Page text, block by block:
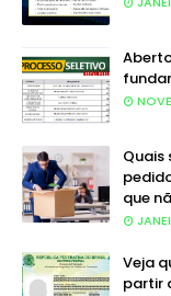
que
Veja
partir